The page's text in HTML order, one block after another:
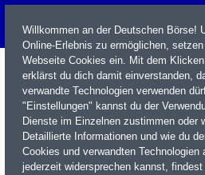
Name / WKN / ISIN / Kürzel
Willkommen an der Deutschen Börse!
Online-Erlebnis zu ermöglichen,
Webseite Cookies ein. Mit dem
erklärst du dich damit einverstanden,
verwandte Technologien verwenden
"Einstellungen" kannst du der
Dienste im Einzelnen zustimmen oder
Detaillierte Informationen und wie du
Cookies und verwandten Technologien
jederzeit widersprechen kannst,